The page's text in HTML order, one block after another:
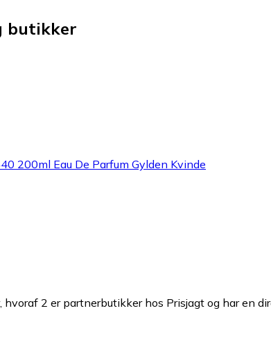
butikker
200ml Eau De Parfum Gylden Kvinde
2 er partnerbutikker hos Prisjagt og har en